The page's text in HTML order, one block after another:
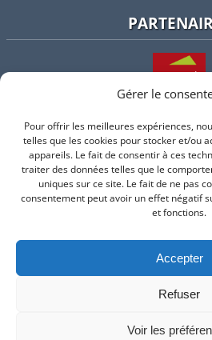
Gérer le
Pour offrir les meilleures expériences,
telles que les cookies pour stocker et/ou
appareils. Le fait de consentir à ces
traiter des données telles que le
uniques sur ce site. Le fait de ne pas
consentement peut avoir un effet négatif
et fonctions.
Accepter
Refuser
Voir les
Suivez-nous sur
Site